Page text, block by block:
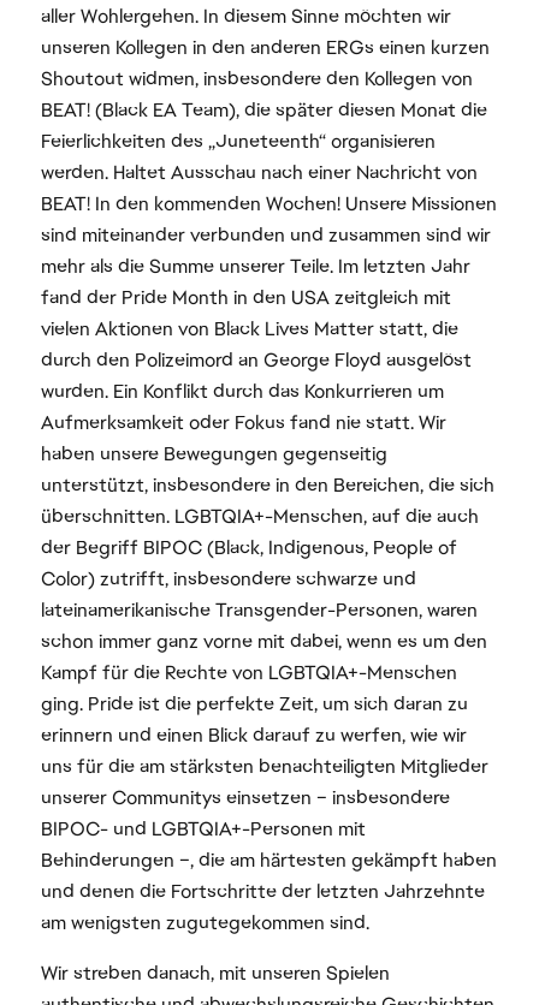
aller Wohlergehen. In diesem Sinne möchten wir
unseren Kollegen in den anderen ERGs einen kurzen
Shoutout widmen, insbesondere den Kollegen von
BEAT! (Black EA Team), die später diesen Monat die
Feierlichkeiten des „Juneteenth“ organisieren
werden. Haltet Ausschau nach einer Nachricht von
BEAT! In den kommenden Wochen! Unsere Missionen
sind miteinander verbunden und zusammen sind wir
mehr als die Summe unserer Teile. Im letzten Jahr
fand der Pride Month in den USA zeitgleich mit
vielen Aktionen von Black Lives Matter statt, die
durch den Polizeimord an George Floyd ausgelöst
wurden. Ein Konflikt durch das Konkurrieren um
Aufmerksamkeit oder Fokus fand nie statt. Wir
haben unsere Bewegungen gegenseitig
unterstützt, insbesondere in den Bereichen, die sich
überschnitten. LGBTQIA+-Menschen, auf die auch
der Begriff BIPOC (Black, Indigenous, People of
Color) zutrifft, insbesondere schwarze und
lateinamerikanische Transgender-Personen, waren
schon immer ganz vorne mit dabei, wenn es um den
Kampf für die Rechte von LGBTQIA+-Menschen
ging. Pride ist die perfekte Zeit, um sich daran zu
erinnern und einen Blick darauf zu werfen, wie wir
uns für die am stärksten benachteiligten Mitglieder
unserer Communitys einsetzen – insbesondere
BIPOC- und LGBTQIA+-Personen mit
Behinderungen –, die am härtesten gekämpft haben
und denen die Fortschritte der letzten Jahrzehnte
am wenigsten zugutegekommen sind.
Wir streben danach, mit unseren Spielen